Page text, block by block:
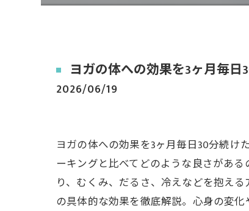
ヨガの体への効果を3ヶ月毎
2026/06/19
ヨガの体への効果を3ヶ月毎日30分続け
ーキングと比べてどのような良さがあ
り、むくみ、だるさ、冷えなどを抱え
の具体的な効果を徹底解説。心身の変